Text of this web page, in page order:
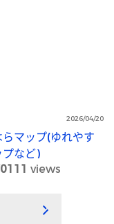
2026/04/20
らマップ(ゆれやす
プなど)
views